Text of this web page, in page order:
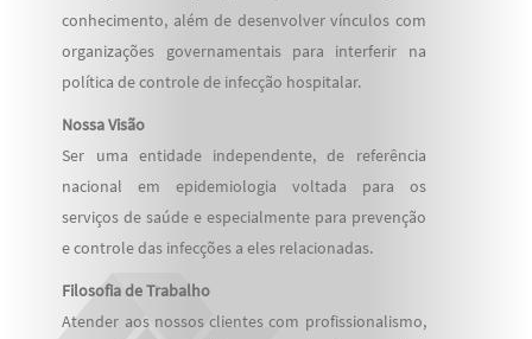
conhecimento, além de desenvolver vínculos com
organizações governamentais para interferir na
política de controle de infecção hospitalar.
Nossa Visão
Ser uma entidade independente, de referência
nacional em epidemiologia voltada para os
serviços de saúde e especialmente para prevenção
e controle das infecções a eles relacionadas.
Filosofia de Trabalho
Atender aos nossos clientes com profissionalismo,